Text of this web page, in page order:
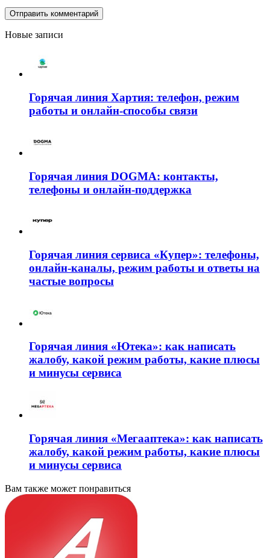
Новые записи
Горячая линия Хартия: телефон, режим
работы и онлайн-способы связи
Горячая линия DOGMA: контакты,
телефоны и онлайн-поддержка
Горячая линия сервиса «Купер»: телефоны,
онлайн-каналы, режим работы и ответы на
частые вопросы
Горячая линия «Ютека»: как написать
жалобу, какой режим работы, какие плюсы
и минусы сервиса
Горячая линия «Мегааптека»: как написать
жалобу, какой режим работы, какие плюсы
и минусы сервиса
Вам также может понравиться